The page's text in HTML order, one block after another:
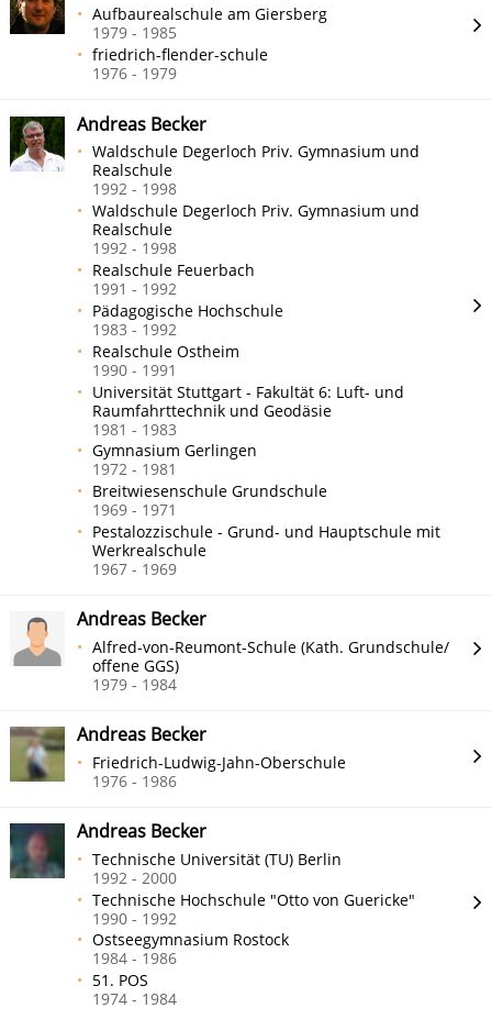
Aufbaurealschule am Giersberg
1979 - 1985
friedrich-flender-schule
1976 - 1979
Andreas Becker
Waldschule Degerloch Priv. Gymnasium und
Realschule
1992 - 1998
Waldschule Degerloch Priv. Gymnasium und
Realschule
1992 - 1998
Realschule Feuerbach
1991 - 1992
Pädagogische Hochschule
1983 - 1992
Realschule Ostheim
1990 - 1991
Universität Stuttgart - Fakultät 6: Luft- und
Raumfahrttechnik und Geodäsie
1981 - 1983
Gymnasium Gerlingen
1972 - 1981
Breitwiesenschule Grundschule
1969 - 1971
Pestalozzischule - Grund- und Hauptschule mit
Werkrealschule
1967 - 1969
Andreas Becker
Alfred-von-Reumont-Schule (Kath. Grundschule/
offene GGS)
1979 - 1984
Andreas Becker
Friedrich-Ludwig-Jahn-Oberschule
1976 - 1986
Andreas Becker
Technische Universität (TU) Berlin
1992 - 2000
Technische Hochschule "Otto von Guericke"
1990 - 1992
Ostseegymnasium Rostock
1984 - 1986
51. POS
1974 - 1984